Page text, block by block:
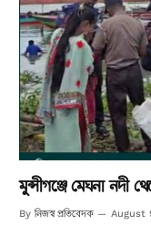
মুন্সীগঞ্জে মেঘনা নদী
By নিজস্ব প্রতিবেদক August